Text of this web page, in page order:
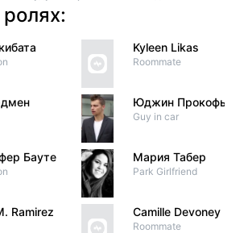
Бауте
Ramirez
Kyleen Likas
Roommate
Юджин Прокофьев
Guy in car
Мария Табер
Park Girlfriend
Camille Devoney
Roommate